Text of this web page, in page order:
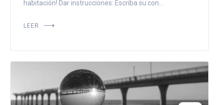
habitación! Dar instrucciones: Escriba su con...
LEER